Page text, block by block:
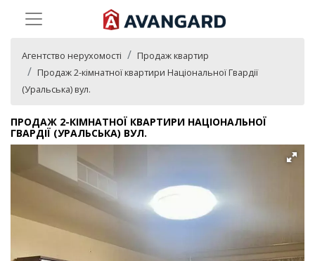
Агентство нерухомості
Продаж квартир
Продаж 2-кімнатної квартири Національної Гвардії
(Уральська) вул.
ПРОДАЖ 2-КІМНАТНОЇ КВАРТИРИ НАЦІОНАЛЬНОЇ
ГВАРДІЇ (УРАЛЬСЬКА) ВУЛ.